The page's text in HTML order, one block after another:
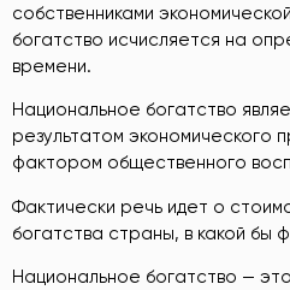
собственниками
богатство исчисляется на
времени.
Национальное богатство
результатом экономического
фактором общественного
Фактически речь идет о
богатства страны, в какой бы
Национальное богатство —